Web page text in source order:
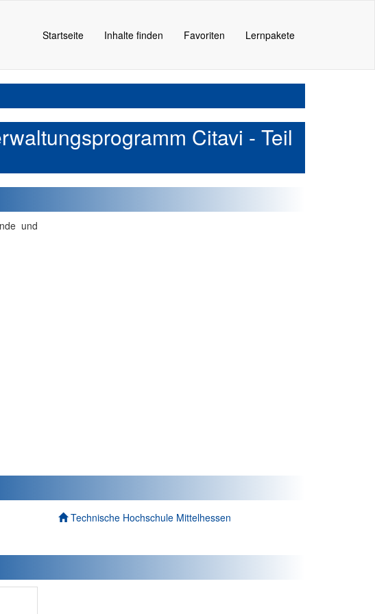
Startseite Inhalte finden Favoriten Lernpakete
Citavi - Teil
und
Autor*in:
Technische Hochschule Mittelhessen